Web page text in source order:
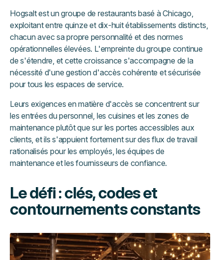
Hogsalt est un groupe de restaurants basé à Chicago,
exploitant entre quinze et dix-huit établissements distincts,
chacun avec sa propre personnalité et des normes
opérationnelles élevées. L'empreinte du groupe continue
de s'étendre, et cette croissance s'accompagne de la
nécessité d'une gestion d'accès cohérente et sécurisée
pour tous les espaces de service.
Leurs exigences en matière d'accès se concentrent sur
les entrées du personnel, les cuisines et les zones de
maintenance plutôt que sur les portes accessibles aux
clients, et ils s'appuient fortement sur des flux de travail
rationalisés pour les employés, les équipes de
maintenance et les fournisseurs de confiance.
Le défi : clés, codes et
contournements constants